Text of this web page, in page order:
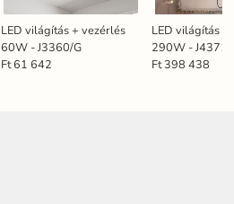
LED világítás + vezérlés
60W - J3360/G
Ft 61 642
LED világítás +
290W -
Ft 398 438